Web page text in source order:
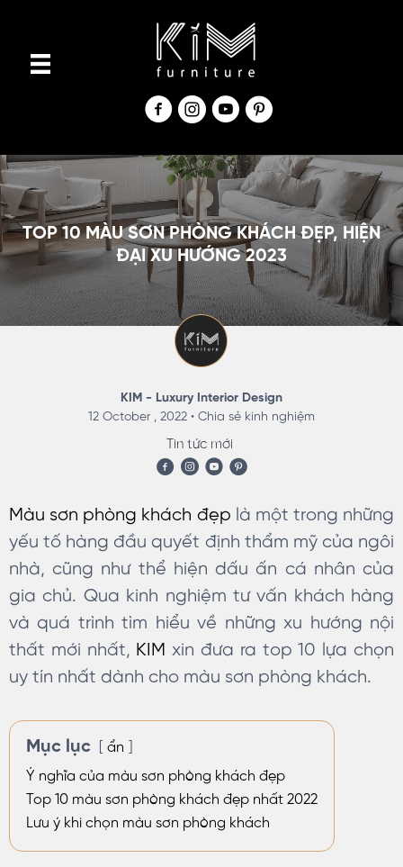
c
o
n
t
e
n
TOP 10 MÀU SƠN PHÒNG KHÁCH ĐẸP, HIỆN
ĐẠI XU HƯỚNG 2023
KIM - Luxury Interior Design
12 October , 2022 • Chia sẻ kinh nghiệm
Tin tức mới
Màu sơn phòng khách đẹp là một trong những
yếu tố hàng đầu quyết định thẩm mỹ của ngôi
nhà, cũng như thể hiện dấu ấn cá nhân của
gia chủ. Qua kinh nghiệm tư vấn khách hàng
và quá trình tìm hiểu về những xu hướng nội
thất mới nhất, KIM xin đưa ra top 10 lựa chọn
uy tín nhất dành cho màu sơn phòng khách.
Mục lục
ẩn
Ý nghĩa của màu sơn phòng khách đẹp
Top 10 màu sơn phòng khách đẹp nhất 2022
Lưu ý khi chọn màu sơn phòng khách